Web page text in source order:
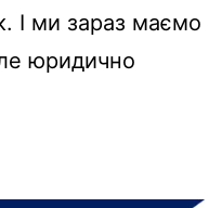
І ми зараз маємо
юридично